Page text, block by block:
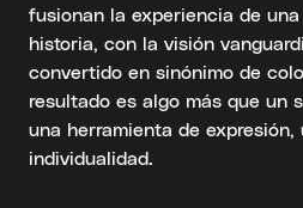
fusionan la experiencia de
historia, con la visión
convertido en sinónimo de
resultado es algo más que un
una herramienta de
individualidad.